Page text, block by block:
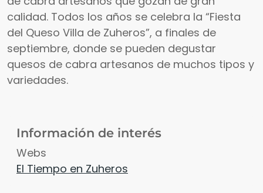
calidad. Todos los años se celebra la “Fiesta
del Queso Villa de Zuheros”, a finales de
septiembre, donde se pueden degustar
quesos de cabra artesanos de muchos tipos y
variedades.
Información de interés
Webs
El Tiempo en Zuheros